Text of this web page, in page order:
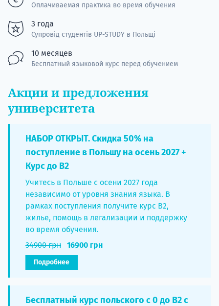
Оплачиваемая практика во время обучения
3 года
Супровід студентів UP-STUDY в Польщі
10 месяцев
Бесплатный языковой курс перед обучением
Акции и предложения
университета
НАБОР ОТКРЫТ. Скидка 50% на
поступление в Польшу на осень 2027 +
Курс до B2
Учитесь в Польше с осени 2027 года
независимо от уровня знания языка. В
рамках поступления получите курс B2,
жилье, помощь в легализации и поддержку
во время обучения.
34900 грн
16900 грн
Подробнее
Бесплатный курс польского с 0 до B2 с